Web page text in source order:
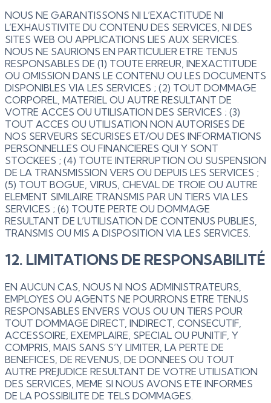
NOUS NE GARANTISSONS NI L’EXACTITUDE NI
L’EXHAUSTIVITE DU CONTENU DES SERVICES, NI DES
SITES WEB OU APPLICATIONS LIES AUX SERVICES.
NOUS NE SAURIONS EN PARTICULIER ETRE TENUS
RESPONSABLES DE (1) TOUTE ERREUR, INEXACTITUDE
OU OMISSION DANS LE CONTENU OU LES DOCUMENTS
DISPONIBLES VIA LES SERVICES ; (2) TOUT DOMMAGE
CORPOREL, MATERIEL OU AUTRE RESULTANT DE
VOTRE ACCES OU UTILISATION DES SERVICES ; (3)
TOUT ACCES OU UTILISATION NON AUTORISES DE
NOS SERVEURS SECURISES ET/OU DES INFORMATIONS
PERSONNELLES OU FINANCIERES QUI Y SONT
STOCKEES ; (4) TOUTE INTERRUPTION OU SUSPENSION
DE LA TRANSMISSION VERS OU DEPUIS LES SERVICES ;
(5) TOUT BOGUE, VIRUS, CHEVAL DE TROIE OU AUTRE
ELEMENT SIMILAIRE TRANSMIS PAR UN TIERS VIA LES
SERVICES ; (6) TOUTE PERTE OU DOMMAGE
RESULTANT DE L’UTILISATION DE CONTENUS PUBLIES,
TRANSMIS OU MIS A DISPOSITION VIA LES SERVICES.
12. LIMITATIONS DE RESPONSABILITÉ
EN AUCUN CAS, NOUS NI NOS ADMINISTRATEURS,
EMPLOYES OU AGENTS NE POURRONS ETRE TENUS
RESPONSABLES ENVERS VOUS OU UN TIERS POUR
TOUT DOMMAGE DIRECT, INDIRECT, CONSECUTIF,
ACCESSOIRE, EXEMPLAIRE, SPECIAL OU PUNITIF, Y
COMPRIS, MAIS SANS S’Y LIMITER, LA PERTE DE
BENEFICES, DE REVENUS, DE DONNEES OU TOUT
AUTRE PREJUDICE RESULTANT DE VOTRE UTILISATION
DES SERVICES, MEME SI NOUS AVONS ETE INFORMES
DE LA POSSIBILITE DE TELS DOMMAGES.